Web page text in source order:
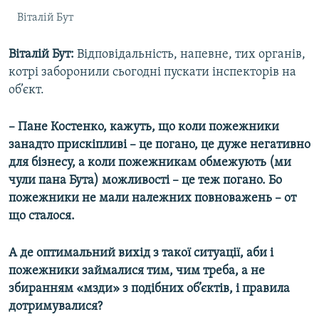
Віталій Бут
Віталій Бут: Відповідальність, напевне, тих органів,
котрі заборонили сьогодні пускати інспекторів на
об’єкт.
– Пане Костенко, кажуть, що коли пожежники
занадто прискіпливі – це погано, це дуже негативно
для бізнесу, а коли пожежникам обмежують (ми
чули пана Бута) можливості – це теж погано. Бо
пожежники не мали належних повноважень – от
що сталося.
А де оптимальний вихід з такої ситуації, аби і
пожежники займалися тим, чим треба, а не
збиранням «мзди» з подібних об’єктів, і правила
дотримувалися?